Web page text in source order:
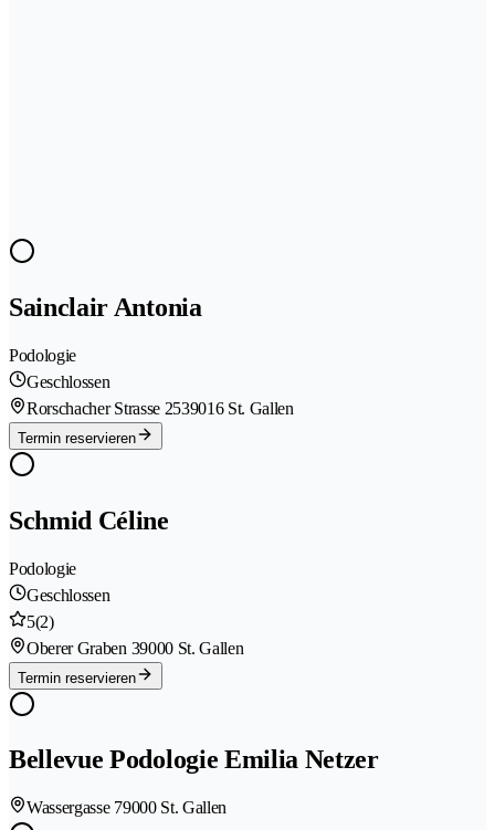
Sainclair Antonia
Podologie
Geschlossen
Rorschacher Strasse 2539016 St. Gallen
Termin reservieren
Schmid Céline
Podologie
Geschlossen
5(2)
Oberer Graben 39000 St. Gallen
Termin reservieren
Bellevue Podologie Emilia Netzer
Wassergasse 79000 St. Gallen